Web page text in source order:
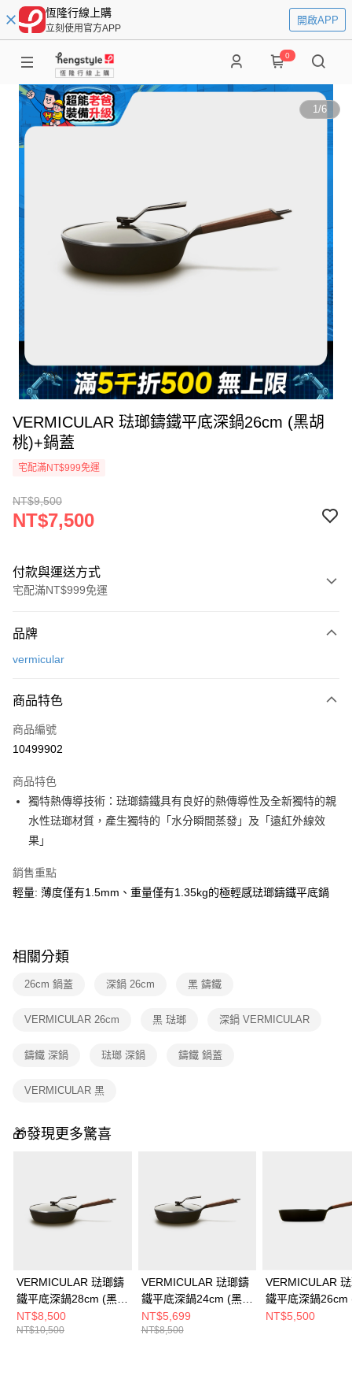
恆隆行線上購
立刻使用官方APP
開啟APP
0
1/6
VERMICULAR 琺瑯鑄鐵平底深鍋26cm (黑胡
桃)+鍋蓋
宅配滿NT$999免運
NT$9,500
NT$7,500
付款與運送方式
宅配滿NT$999免運
信用卡一次付款
3 期 0 利率 每期
合作金庫商業銀行
上海商業儲蓄銀行
臺灣中小企業銀行
匯豐（台灣）商業銀行
華泰商業銀行
聯邦商業銀行
遠東國際商業銀行
元大商業銀行
台新國際商業銀行
台灣樂天信用卡公司
合作金庫商業銀行
上海商業儲蓄銀行
國泰世華商業銀行
兆豐國際商業銀行
匯豐（台灣）商業銀行
華泰商業銀行
聯邦商業銀行
玉山商業銀行
台新國際商業銀行
中國信託商業銀行
即享券
LINE Pay
Apple Pay
街口支付
Google Pay
ATM付款
宅配
每筆NT$100，滿NT$999(含以上)免運費
品牌
vermicular
商品特色
商品編號
10499902
商品特色
獨特熱傳導技術：琺瑯鑄鐵具有良好的熱傳導性及全新獨特的親
水性琺瑯材質，產生獨特的「水分瞬間蒸發」及「遠紅外線效
果」
銷售重點
輕量: 薄度僅有1.5mm、重量僅有1.35kg的極輕感琺瑯鑄鐵平底鍋
相關分類
26cm 鍋蓋 深鍋 26cm 黑 鑄鐵
VERMICULAR 26cm 黑 琺瑯 深鍋 VERMICULAR
鑄鐵 深鍋 琺瑯 深鍋 鑄鐵 鍋蓋
VERMICULAR 黑
🎁發現更多驚喜
VERMICULAR 琺瑯鑄
鐵平底深鍋28cm (黑胡
桃)+鍋蓋
NT$8,500
NT$10,500
VERMICULAR 琺瑯鑄
鐵平底深鍋24cm (黑胡
桃)+鍋蓋
NT$5,699
NT$8,500
VERMICULAR
鐵平底深鍋26cm
桃)
NT$5,500